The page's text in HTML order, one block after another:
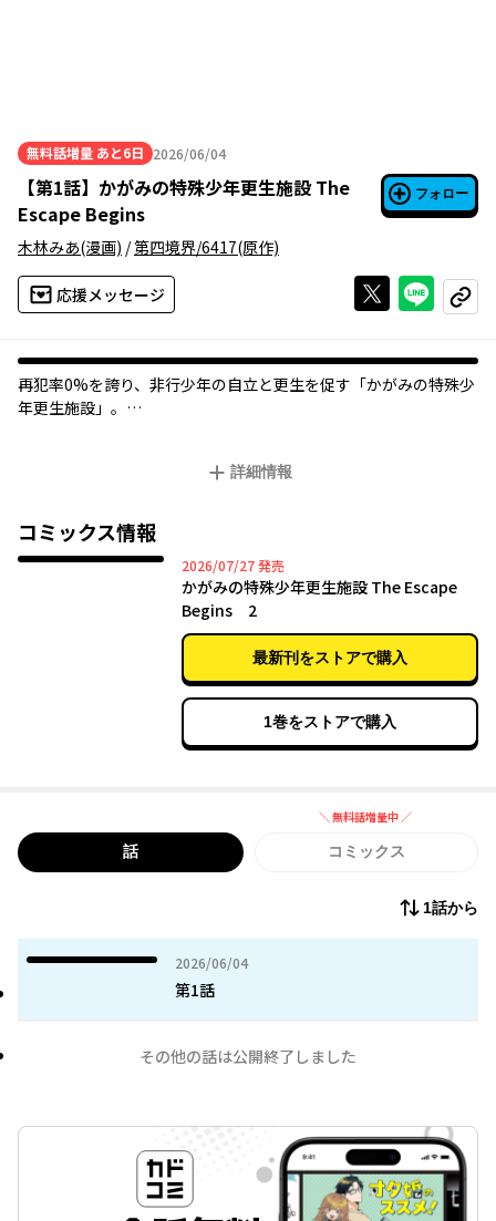
無料話増量 あと6日 2026/06/04
2026年06月04日
【第1話】 かがみの特殊少年更生施設 The
Escape Begins
フォロー
木林みあ(漫画) /第四境界/6417(原作)
応援メッセージ Xで投稿する
ライン
コピー
再犯率0%を誇り、非行少年の自立と更生を促す「かがみの特殊少
年更生施設」。
に疑問を抱いていた。同室の仲間・乙坂響（おとさかひびき）ら
いき…。
詳細情報
コミックス情報
2026/07/272026年07月27日
発売
かがみの特殊少年更生施設 The Escape
Begins 2
最新刊をストアで購入
1巻をストアで購入
＼ 無料話増量中 ／
話 無料話増量中
コミックス
1話から
2026/06/04
2026年06月04日
第1話
その他の話は公開終了しました